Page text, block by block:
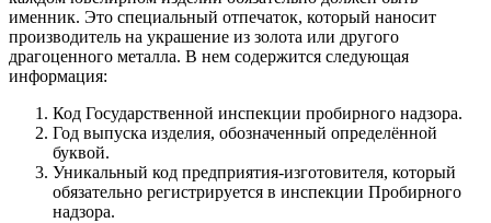
именник. Это специальный отпечаток, который наносит
производитель на украшение из золота или другого
драгоценного металла. В нем содержится следующая
информация:
Код Государственной инспекции пробирного надзора.
Год выпуска изделия, обозначенный определённой
буквой.
Уникальный код предприятия-изготовителя, который
обязательно регистрируется в инспекции Пробирного
надзора.